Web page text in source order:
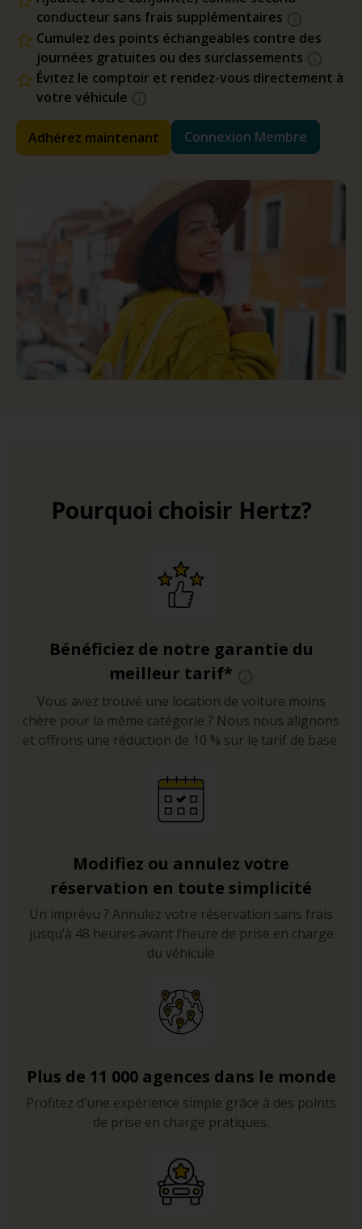
conducteur sans frais supplémentaires
Cumulez des points échangeables contre des
journées gratuites ou des surclassements
Évitez le comptoir et rendez-vous directement à
votre véhicule
Adhérez maintenant Connexion Membre
Pourquoi choisir Hertz?
Bénéficiez de notre garantie du
meilleur tarif*
Vous avez trouvé une location de voiture moins
chère pour la même catégorie ? Nous nous alignons
et offrons une réduction de 10 % sur le tarif de base.
Modifiez ou annulez votre
réservation en toute simplicité
Un imprévu ? Annulez votre réservation sans frais
jusqu’à 48 heures avant l’heure de prise en charge
du véhicule
Plus de 11 000 agences dans le monde
Profitez d’une expérience simple grâce à des points
de prise en charge pratiques.